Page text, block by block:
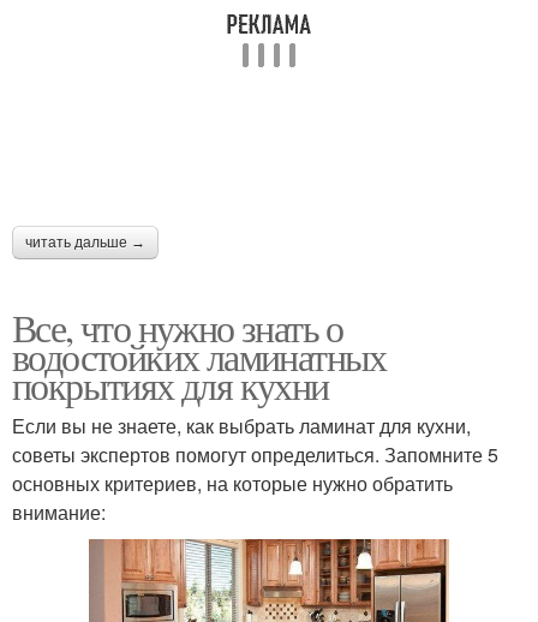
читать дальше →
Все, что нужно знать о
водостойких ламинатных
покрытиях для кухни
Если вы не знаете, как выбрать ламинат для кухни,
советы экспертов помогут определиться. Запомните 5
основных критериев, на которые нужно обратить
внимание: